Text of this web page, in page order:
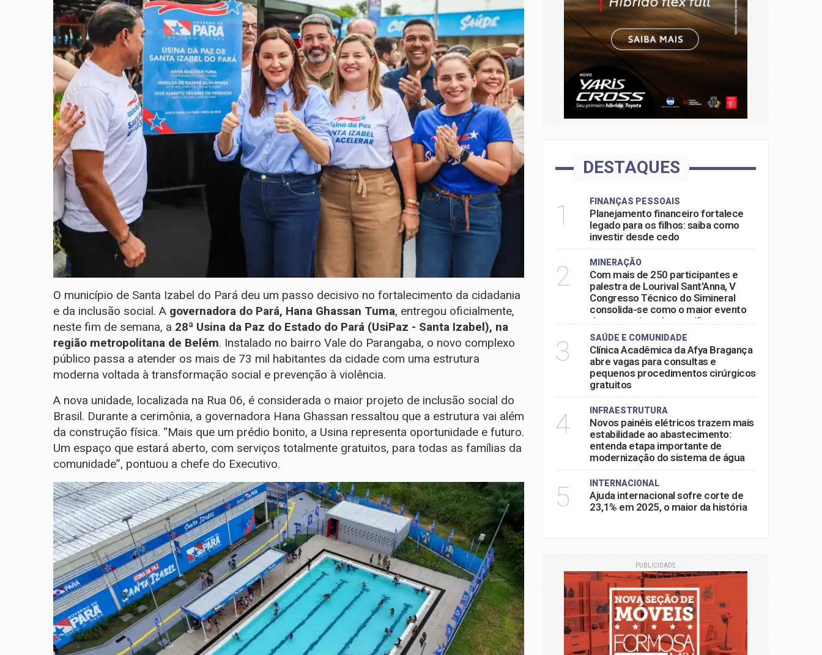
O município de Santa Izabel do Pará deu um passo decisivo no fortalecimento da cidadania
e da inclusão social. A governadora do Pará, Hana Ghassan Tuma, entregou oficialmente,
neste fim de semana, a 28ª Usina da Paz do Estado do Pará (UsiPaz - Santa Izabel), na
região metropolitana de Belém. Instalado no bairro Vale do Parangaba, o novo complexo
público passa a atender os mais de 73 mil habitantes da cidade com uma estrutura
moderna voltada à transformação social e prevenção à violência.
A nova unidade, localizada na Rua 06, é considerada o maior projeto de inclusão social do
Brasil. Durante a cerimônia, a governadora Hana Ghassan ressaltou que a estrutura vai além
da construção física. “Mais que um prédio bonito, a Usina representa oportunidade e futuro.
Um espaço que estará aberto, com serviços totalmente gratuitos, para todas as famílias da
comunidade”, pontuou a chefe do Executivo.
DESTAQUES
1 FINANÇAS PESSOAIS
Planejamento financeiro fortalece
legado para os filhos: saiba como
investir desde cedo
2 MINERAÇÃO
Com mais de 250 participantes e
palestra de Lourival Sant'Anna, V
Congresso Técnico do Simineral
consolida-se como o maior evento
do setor mineral na região
3 SAÚDE E COMUNIDADE
Clínica Acadêmica da Afya Bragança
abre vagas para consultas e
pequenos procedimentos cirúrgicos
gratuitos
4 INFRAESTRUTURA
Novos painéis elétricos trazem mais
estabilidade ao abastecimento:
entenda etapa importante de
modernização do sistema de água
5 INTERNACIONAL
Ajuda internacional sofre corte de
23,1% em 2025, o maior da história
PUBLICIDADE